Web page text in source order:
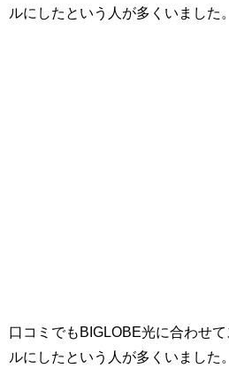
ルにしたという人が多くいました。
口コミでもBIGLOBE光に合わせ
ルにしたという人が多くいました。